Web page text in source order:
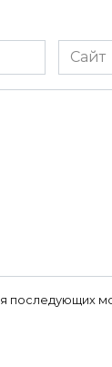
Сайт
последующих